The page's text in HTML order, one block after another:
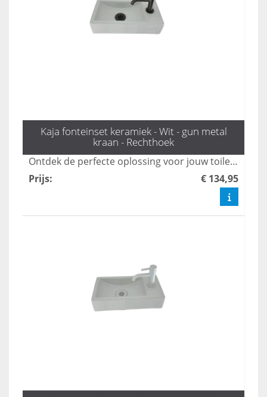
Kaja fonteinset keramiek - Wit - gun metal
kraan - Rechthoek
Ontdek de perfecte oplossing voor jouw toilet met de stijlvolle fonteinset Kaya, inclusief een trendy Gun Metal kraan en sifon van L'aqua. Deze fontein biedt niet alleen functionaliteit, maar ook een moderne uitstraling die elke toiletruimte verfraait. Bestel snel en geef je toilet een upgrade met de mooiste toilet fonteintjes!
Prijs: € 134,95